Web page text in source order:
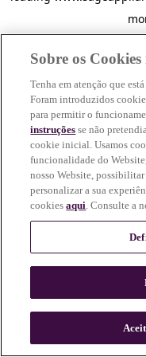
n
Sobre os Cookies
Tenha em atenção que
Foram introduzidos
para permitir o
instruções se não
cookie inicial. Usamos
funcionalidade do
nosso Website,
personalizar a sua
cookiesaqui. Consulte a